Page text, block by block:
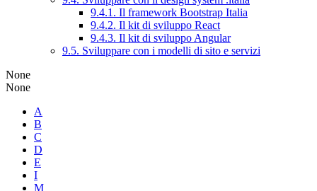
9.4.1. Il framework Bootstrap Italia
9.4.2. Il kit di sviluppo React
9.4.3. Il kit di sviluppo Angular
9.5. Sviluppare con i modelli di sito e servizi
None
None
A
B
C
D
E
I
M